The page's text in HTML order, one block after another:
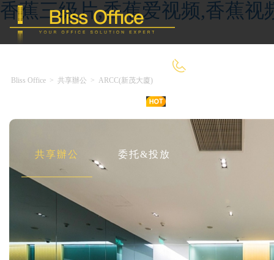
香蕉三级片,香蕉爱视频,香蕉视
共享辦公 委托&投放
Bliss Office > 共享辦公 > ARCC(新茂大廈)